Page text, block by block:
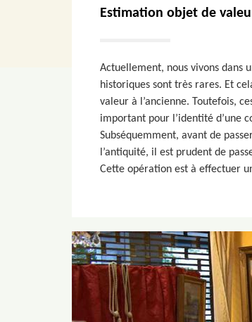
Estimation objet de
Actuellement, nous vivons dans
historiques sont très rares. Et
valeur à l’ancienne. Toutefois,
important pour l’identité d’une
Subséquemment, avant de
l’antiquité, il est prudent de
Cette opération est à effectuer